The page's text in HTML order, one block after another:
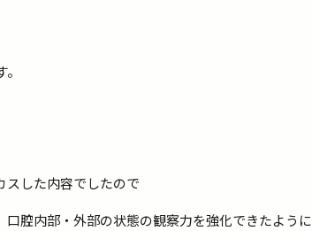
スした内容でしたので
腔内部・外部の状態の観察力を強化できたように